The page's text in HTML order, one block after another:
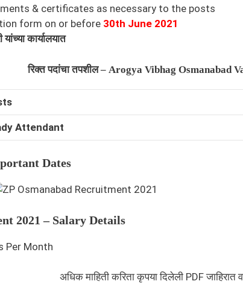
& certificates as necessary to the posts
form on or before 30th June 2021
कार्यालयात
रिक्त पदांचा तपशील – Arogya Vibhag Osmanabad
Attendant
Dates
2021 – Salary Details
Per Month
अधिक माहिती करिता कृपया दिलेली PDF जाहिरात